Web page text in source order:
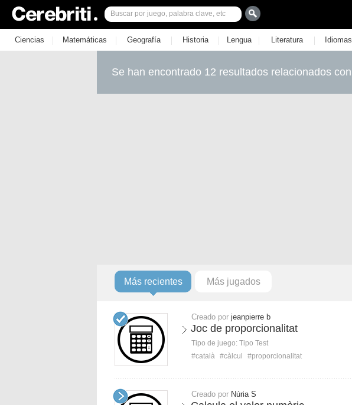
Ciencias | Matemáticas | Geografía | Historia | Lengua | Literatura | Idiomas
Se han encontrado 12 resultados relacionados con
Más recientes Más jugados
Creado por jeanpierre b
Joc de proporcionalitat
Tipo de juego: Tipo Test
#català #càlcul #proporcionalitat
Creado por Núria S